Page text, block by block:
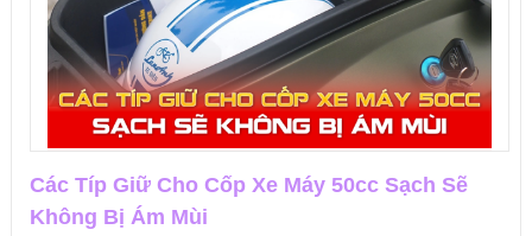
Các Típ Giữ Cho Cốp Xe Máy 50cc Sạch Sẽ
Không Bị Ám Mùi